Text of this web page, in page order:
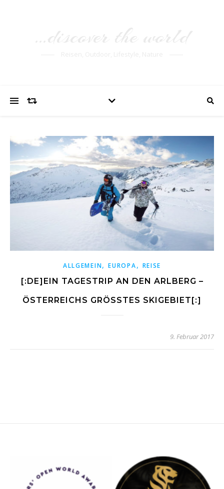
ALLGEMEIN,EUROPA, REISE
[:DE]EIN TAGESTRIP AN DEN ARLBERG –
ÖSTERREICHS GRÖSSTES SKIGEBIET[:]
9. Februar 2017